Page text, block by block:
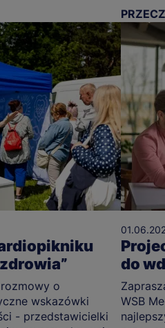
o
wskazówki
- przedstawicielki
do
WSB